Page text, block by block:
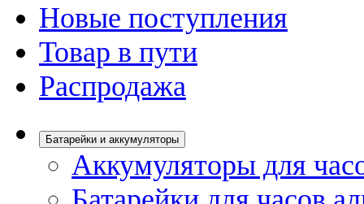
Новые поступления
Товар в пути
Распродажа
Батарейки и аккумуляторы
Аккумуляторы для